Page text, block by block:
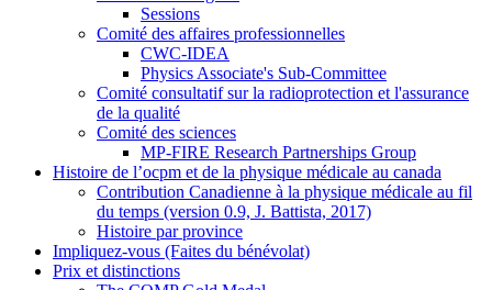
Sessions
Comité des affaires professionnelles
CWC-IDEA
Physics Associate's Sub-Committee
Comité consultatif sur la radioprotection et l'assurance
de la qualité
Comité des sciences
MP-FIRE Research Partnerships Group
Histoire de l’ocpm et de la physique médicale au canada
Contribution Canadienne à la physique médicale au fil
du temps (version 0.9, J. Battista, 2017)
Histoire par province
Impliquez-vous (Faites du bénévolat)
Prix et distinctions